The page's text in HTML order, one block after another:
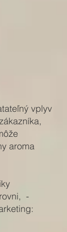
vplyv
aroma
-